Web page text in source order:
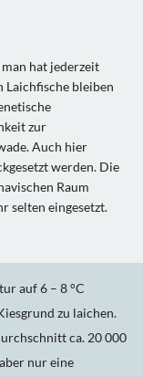
hat jederzeit
Laichfische bleiben
zur
Auch hier
werden. Die
Raum
selten eingesetzt.
auf 6 – 8 °C
zu laichen.
ca. 20 000
nur eine